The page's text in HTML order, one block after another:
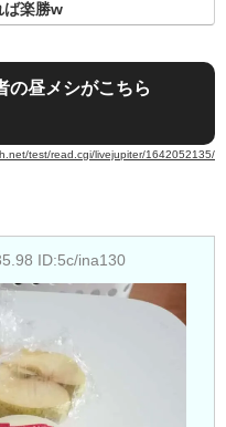
ば楽勝w
の昼メシがこちら
test/read.cgi/livejupiter/1642052135/
ID:5c/ina130